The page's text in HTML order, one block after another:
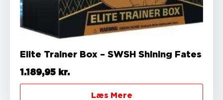
Elite Trainer Box – SWSH Shining Fates
1.189,95 kr.
Læs Mere